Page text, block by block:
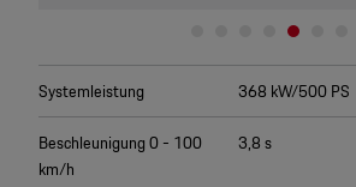
368 kW/500 PS
Systemleistung
3,8 s
Beschleunigung 0 - 100
km/h